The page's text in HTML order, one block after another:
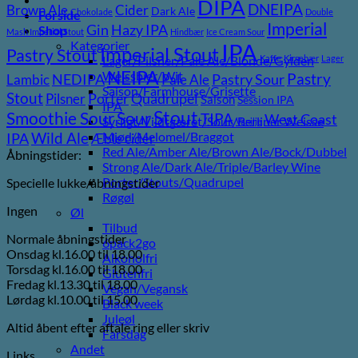
Forside
Shop
Kategorier
Lager/Pilsner/Pale Ale/Blonde/Gylden
Weissbier/Wit
Saison/Farmhouse/Grisette
IPA
Syrligt/Vildtgæret/Sour/Berliner Weisse
Mjød/Melomel/Braggot
Red Ale/Amber Ale/Brown Ale/Bock/Dubbel
Strong Ale/Dark Ale/Triple/Barley Wine
Porter/Stouts/Quadrupel
Røgøl
Øl
Tilbud
6pack2go
Alkoholfri
Glutenfri
Vegan/Vegansk
Black week
Juleøl
Farsdag
Andet
Brown Ale Chokolade Cider Dark Ale DIPA DNEIPA Double
Mash Imperial Stout Gin Hazy IPA Hindbær Ice Cream Sour Imperial
Pastry StoutImperial StoutIPA Kaffe Kirsebær Lager
Lambic NEDIPANEIPAPale Ale Pastry Sour Pastry
Stout Pilsner PorterQuadrupelSaisonSession IPA
Smoothie SourSourStoutTIPA Vanilje West Coast
IPAWild Ale Æble cider
Åbningstider:
Specielle lukke/åbningstider
Ingen
Normale åbningstider
Onsdag kl.16.00 til 18.00
Torsdag kl.16.00 til 18.00
Fredag kl.13.30 til 18.00
Lørdag kl.10.00 til 15.00
Altid åbent efter aftale ring eller skriv